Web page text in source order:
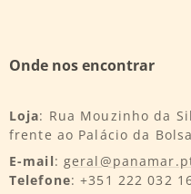
Onde nos encontrar
Loja: Rua Mouzinho da
frente ao Palácio da Bolsa
E-mail:
Telefone: +351 222 032